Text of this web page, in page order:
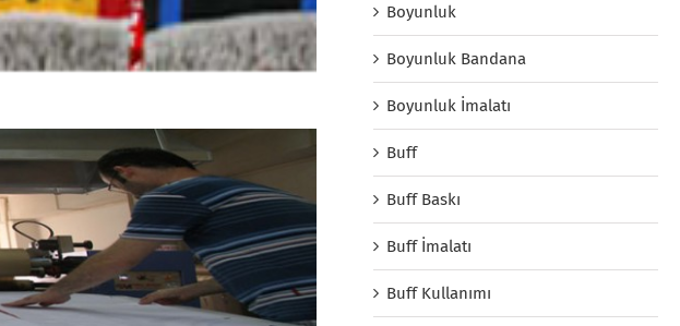
Boyunluk
Boyunluk Bandana
Boyunluk İmalatı
Buff
Buff Baskı
Buff İmalatı
Buff Kullanımı